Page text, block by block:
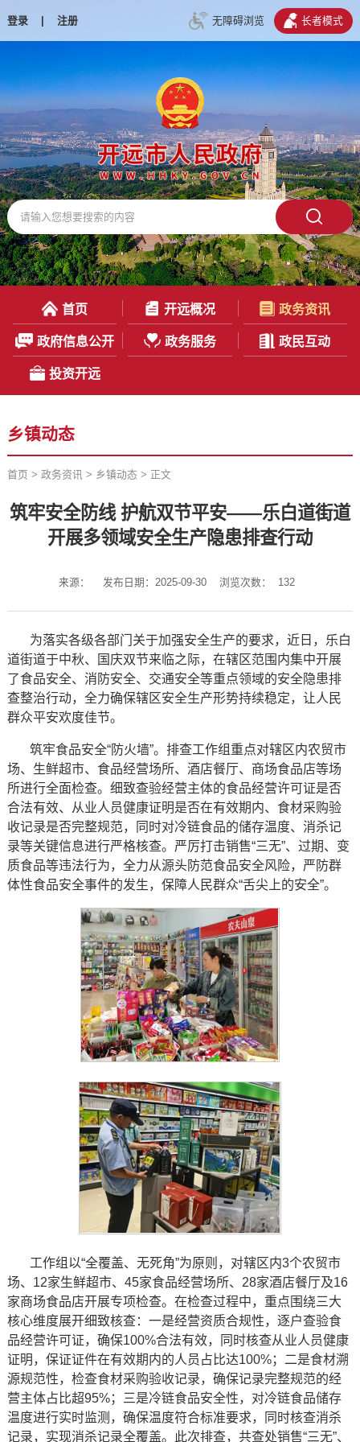
登录 | 注册 无障碍浏览 长者模式
首页 开远概况 政务资讯
政府信息公开 政务服务 政民互动
投资开远
乡镇动态
首页 > 政务资讯> 乡镇动态 > 正文
筑牢安全防线 护航双节平安——乐白道街道
开展多领域安全生产隐患排查行动
来源： 发布日期：2025-09-30 浏览次数： 132
为落实各级各部门关于加强安全生产的要求，近日，乐白
道街道于中秋、国庆双节来临之际，在辖区范围内集中开展
了食品安全、消防安全、交通安全等重点领域的安全隐患排
查整治行动，全力确保辖区安全生产形势持续稳定，让人民
群众平安欢度佳节。
筑牢食品安全“防火墙”。排查工作组重点对辖区内农贸市
场、生鲜超市、食品经营场所、酒店餐厅、商场食品店等场
所进行全面检查。细致查验经营主体的食品经营许可证是否
合法有效、从业人员健康证明是否在有效期内、食材采购验
收记录是否完整规范，同时对冷链食品的储存温度、消杀记
录等关键信息进行严格核查。严厉打击销售“三无”、过期、变
质食品等违法行为，全力从源头防范食品安全风险，严防群
体性食品安全事件的发生，保障人民群众“舌尖上的安全”。
工作组以“全覆盖、无死角”为原则，对辖区内3个农贸市
场、12家生鲜超市、45家食品经营场所、28家酒店餐厅及16
家商场食品店开展专项检查。在检查过程中，重点围绕三大
核心维度展开细致核查：一是经营资质合规性，逐户查验食
品经营许可证，确保100%合法有效，同时核查从业人员健康
证明，保证证件在有效期内的人员占比达100%；二是食材溯
源规范性，检查食材采购验收记录，确保记录完整规范的经
营主体占比超95%；三是冷链食品安全性，对冷链食品储存
温度进行实时监测，确保温度符合标准要求，同时核查消杀
记录，实现消杀记录全覆盖。此次排查，共查处销售“三无”、